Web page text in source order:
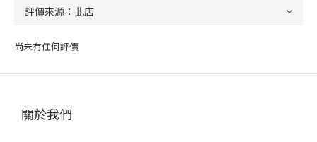
尚未有任何評價
關於我們